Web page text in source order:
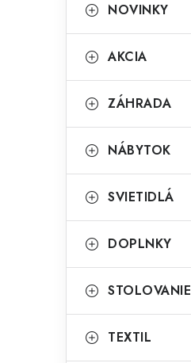
o
n
ý
a
n
l
kategórie
a
e
ó
i
NOVINKY
AKCIA
ZÁHRADA
NÁBYTOK
SVIETIDLÁ
DOPLNKY
STOLOVANIE
TEXTIL